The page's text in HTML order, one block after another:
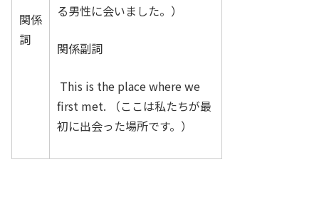
関係
詞
る男性に会いました。）
関係副詞
This is the place where we
first met. （ここは私たちが最
初に出会った場所です。）